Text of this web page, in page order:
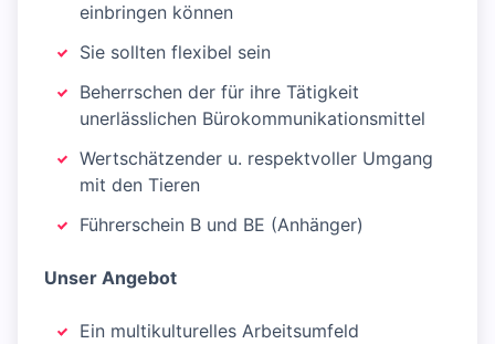
einbringen können
Sie sollten flexibel sein
Beherrschen der für ihre Tätigkeit
unerlässlichen Bürokommunikationsmittel
Wertschätzender u. respektvoller Umgang
mit den Tieren
Führerschein B und BE (Anhänger)
Unser Angebot
Ein multikulturelles Arbeitsumfeld